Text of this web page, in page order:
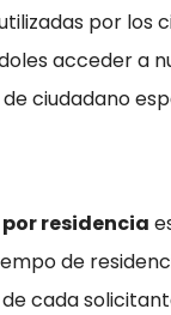
por los
acceder a
ciudadano
residencia
de
cada